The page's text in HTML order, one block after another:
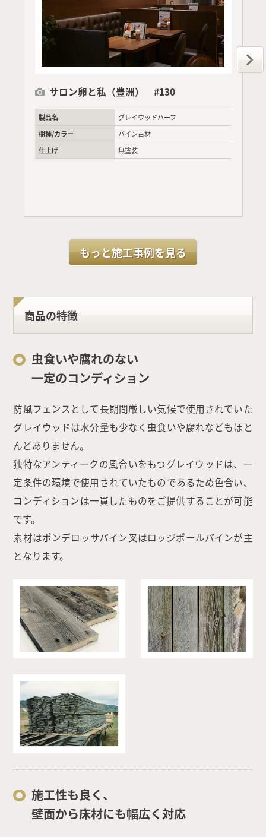
サロン卵と私（豊洲） #130
製品名
グレイウッドハーフ
樹種/カラー
パイン古材
仕上げ
無塗装
もっと施工事例を見る
商品の特徴
虫食いや腐れのない
一定のコンディション
防風フェンスとして長期間厳しい気候で使用されていた
グレイウッドは水分量も少なく虫食いや腐れなどもほと
んどありません。
独特なアンティークの風合いをもつグレイウッドは、一
定条件の環境で使用されていたものであるため色合い、
コンディションは一貫したものをご提供することが可能
です。
素材はポンデロッサパイン叉はロッジポールパインが主
となります。
施工性も良く、
壁面から床材にも幅広く対応